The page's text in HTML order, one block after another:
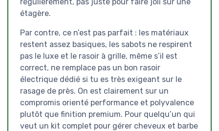
étagère.
Par contre, ce n’est pas parfait : les matériaux
restent assez basiques, les sabots ne respirent
pas le luxe et le rasoir à grille, même s’il est
correct, ne remplace pas un bon rasoir
électrique dédié si tu es très exigeant sur le
rasage de près. On est clairement sur un
compromis orienté performance et polyvalence
plutôt que finition premium. Pour quelqu’un qui
veut un kit complet pour gérer cheveux et barbe